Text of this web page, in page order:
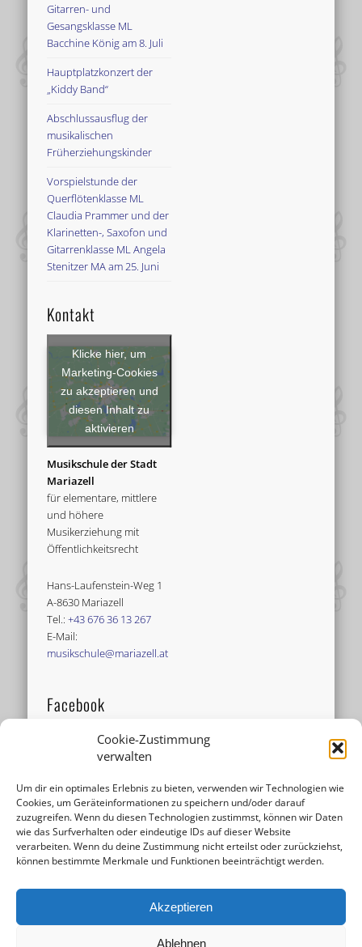
Cookie-Zustimmung
verwalten
Um dir ein optimales Erlebnis zu bieten, verwenden wir Technologien wie
Cookies, um Geräteinformationen zu speichern und/oder darauf
zuzugreifen. Wenn du diesen Technologien zustimmst, können wir Daten
wie das Surfverhalten oder eindeutige IDs auf dieser Website
verarbeiten. Wenn du deine Zustimmung nicht erteilst oder zurückziehst,
können bestimmte Merkmale und Funktionen beeinträchtigt werden.
Akzeptieren
Ablehnen
Gitarren- und
Gesangsklasse ML
Bacchine König am 8. Juli
Hauptplatzkonzert der
„Kiddy Band“
Abschlussausflug der
musikalischen
Früherziehungskinder
Vorspielstunde der
Querflötenklasse ML
Claudia Prammer und der
Klarinetten-, Saxofon und
Gitarrenklasse ML Angela
Stenitzer MA am 25. Juni
Kontakt
Klicke hier, um
Marketing-Cookies
zu akzeptieren und
diesen Inhalt zu
aktivieren
Musikschule der Stadt
Mariazell
für elementare, mittlere
und höhere
Musikerziehung mit
Öffentlichkeitsrecht
Hans-Laufenstein-Weg 1
A-8630 Mariazell
Tel.:+43 676 36 13 267
E-Mail:
musikschule@mariazell.at
Facebook